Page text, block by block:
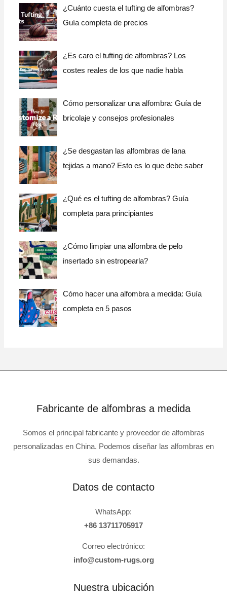
¿Cuánto cuesta el tufting de alfombras?
Guía completa de precios
¿Es caro el tufting de alfombras? Los
costes reales de los que nadie habla
Cómo personalizar una alfombra: Guía de
bricolaje y consejos profesionales
¿Se desgastan las alfombras de lana
tejidas a mano? Esto es lo que debe saber
¿Qué es el tufting de alfombras? Guía
completa para principiantes
¿Cómo limpiar una alfombra de pelo
insertado sin estropearla?
Cómo hacer una alfombra a medida: Guía
completa en 5 pasos
Fabricante de alfombras a medida
Somos el principal fabricante y proveedor de alfombras
personalizadas en China. Podemos diseñar las alfombras en
sus demandas.
Datos de contacto
WhatsApp:
+86 13711705917
Correo electrónico:
info@custom-rugs.org
Nuestra ubicación